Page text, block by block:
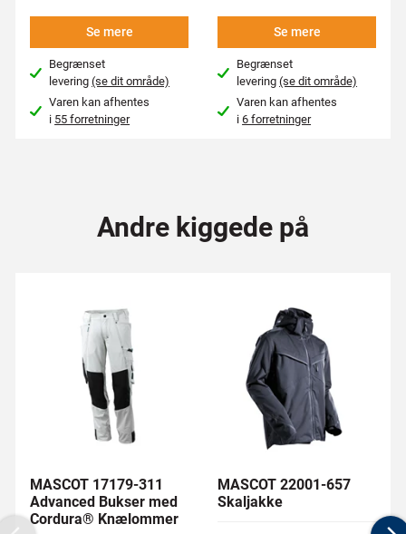
Se mere
Begrænset
levering(se dit område)
Varen kan afhentes
i 55 forretninger
Se mere
Begrænset
levering(se dit område)
Varen kan afhentes
i6 forretninger
Andre kiggede på
MASCOT 17179-311
Advanced Bukser med
Cordura® Knælommer
MASCOT 22001-657
Skaljakke